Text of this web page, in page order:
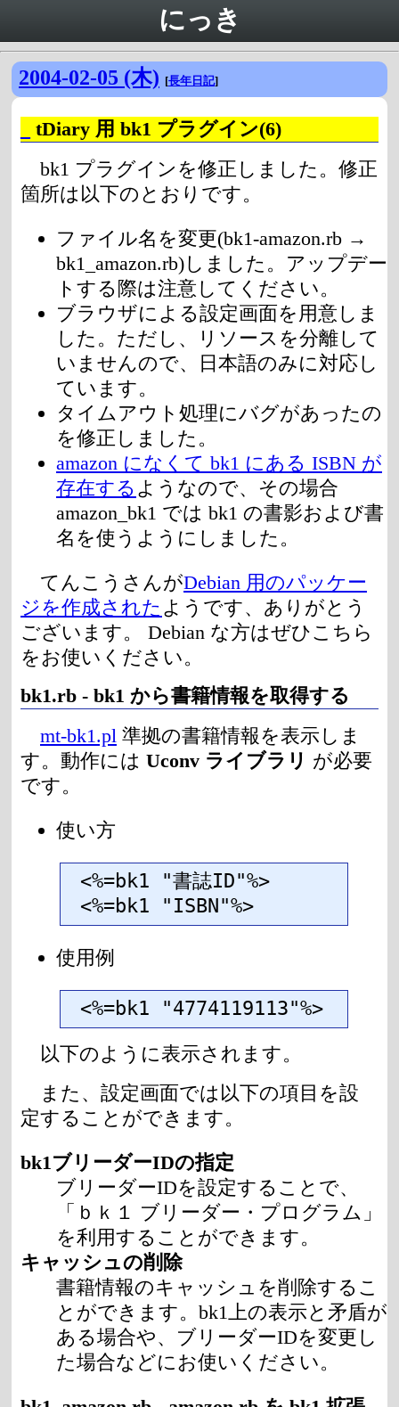
にっき
2004-02-05 (木) [長年日記]
tDiary 用 bk1 プラグイン(6)
bk1 プラグインを修正しました。修正
箇所は以下のとおりです。
ファイル名を変更(bk1-amazon.rb →
bk1_amazon.rb)しました。アップデー
トする際は注意してください。
ブラウザによる設定画面を用意しま
した。ただし、リソースを分離して
いませんので、日本語のみに対応し
ています。
タイムアウト処理にバグがあったの
を修正しました。
amazon になくて bk1 にある ISBN が
存在する ようなので、その場合
amazon_bk1 では bk1 の書影および書
名を使うようにしました。
てんこうさんがDebian 用のパッケー
ジを作成された ようです、ありがとう
ございます。 Debian な方はぜひこちら
をお使いください。
bk1.rb - bk1 から書籍情報を取得する
mt-bk1.pl 準拠の書籍情報を表示しま
す。動作には Uconv ライブラリ が必要
です。
使い方
<%=bk1 "書誌ID"%>
<%=bk1 "ISBN"%>
使用例
<%=bk1 "4774119113"%>
以下のように表示されます。
また、設定画面では以下の項目を設
定することができます。
bk1ブリーダーIDの指定
ブリーダーIDを設定することで、
「ｂｋ１ ブリーダー・プログラム」
を利用することができます。
キャッシュの削除
書籍情報のキャッシュを削除するこ
とができます。bk1上の表示と矛盾が
ある場合や、ブリーダーIDを変更し
た場合などにお使いください。